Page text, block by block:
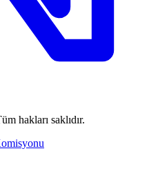
hakları saklıdır.